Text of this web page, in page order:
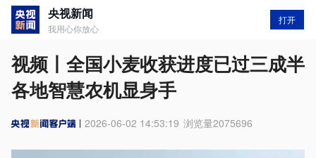
央视新闻
我用心你放心
打开
视频丨全国小麦收获进度已过三成半
各地智慧农机显身手
2026-06-02 14:53:19 浏览量2075696